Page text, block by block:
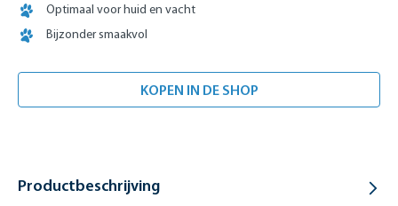
Optimaal voor huid en vacht
Bijzonder smaakvol
KOPEN IN DE SHOP
Productbeschrijving